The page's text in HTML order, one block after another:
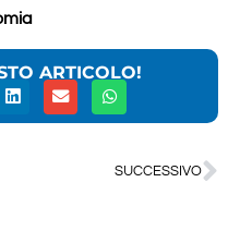
ARTICOLO!
SUCCESSIVO